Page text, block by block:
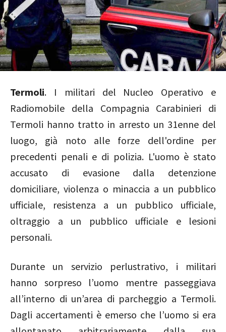
Termoli. I militari del Nucleo Operativo e
Radiomobile della Compagnia Carabinieri di
Termoli hanno tratto in arresto un 31enne del
luogo, già noto alle forze dell'ordine per
precedenti penali e di polizia. L'uomo è stato
accusato di evasione dalla detenzione
domiciliare, violenza o minaccia a un pubblico
ufficiale, resistenza a un pubblico ufficiale,
oltraggio a un pubblico ufficiale e lesioni
personali.
Durante un servizio perlustrativo, i militari
hanno sorpreso l’uomo mentre passeggiava
all’interno di un’area di parcheggio a Termoli.
Dagli accertamenti è emerso che l’uomo si era